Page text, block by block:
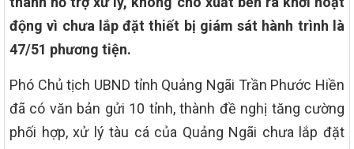
động vì chưa lắp đặt thiết bị giám sát hành trình là
47/51 phương tiện.
Phó Chủ tịch UBND tỉnh Quảng Ngãi Trần Phước Hiền
đã có văn bản gửi 10 tỉnh, thành đề nghị tăng cường
phối hợp, xử lý tàu cá của Quảng Ngãi chưa lắp đặt